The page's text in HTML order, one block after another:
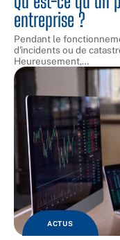
entreprise ?
Pendant le
d'incidents ou de
Heureusement,…
ACTUS